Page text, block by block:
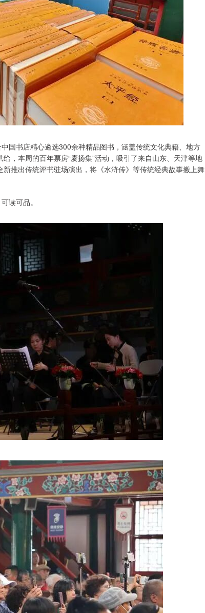
国书店精心遴选300余种精品图书，涵盖传统文化典籍、地方
，本周的百年票房“赓扬集”活动，吸引了来自山东、天津等地
推出传统评书驻场演出，将《水浒传》等传统经典故事搬上舞
读可品。